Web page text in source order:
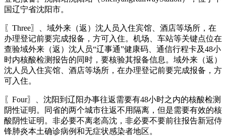
国辽宁省沈阳市。
〖Three〗、域外来（返）沈人员入住宾馆、酒店等场所，在
办理登记前要完成报备，方可入住。机场、车站等关键点位在
查验域外来（返）沈人员“辽事通”健康码、通信行程卡及48小
时内核酸检测报告的同时，要核验其报备信息。域外来（返）
沈人员入住宾馆、酒店等场所，在办理登记前要完成报备，方
可入住。
〖Four〗、沈阳到辽阳办事往返需要有48小时之内的核酸检测
阴性证明。同省的两个城市往返不用隔离，但是需要有效的核
酸阴性证明。非必要不离老高沈，非必要不要前往报告新冠侍
锋肺炎本土确诊病例和无症状感染者地区。